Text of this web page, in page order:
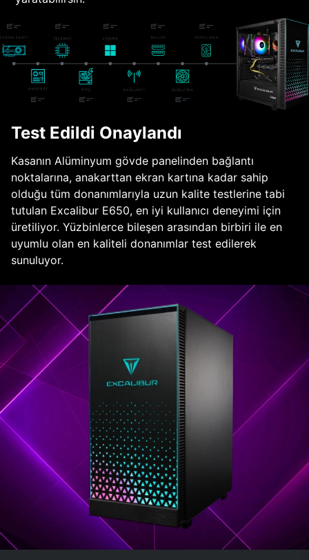
Test Edildi Onaylandı
Kasanın Alüminyum gövde panelinden bağlantı
noktalarına, anakarttan ekran kartına kadar sahip
olduğu tüm donanımlarıyla uzun kalite testlerine tabi
tutulan Excalibur E650, en iyi kullanıcı deneyimi için
üretiliyor. Yüzbinlerce bileşen arasından birbiri ile en
uyumlu olan en kaliteli donanımlar test edilerek
sunuluyor.